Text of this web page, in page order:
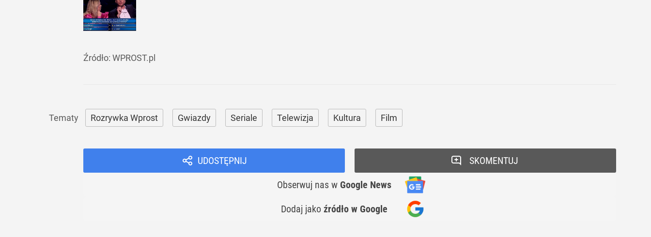
Źródło: WPROST.pl
Rozrywka Wprost Gwiazdy Seriale Telewizja Kultura Film
UDOSTĘPNIJ
Obserwuj nas w Google News
Dodaj jako źródło w Google
SKOMENTUJ